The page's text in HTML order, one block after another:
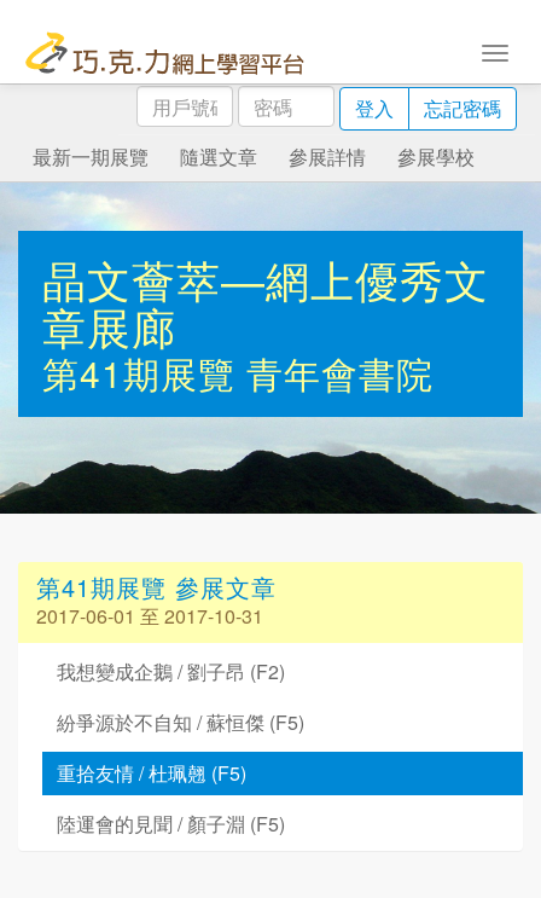
用
戶
號
碼
密
碼
登入
忘記密碼
最新一期展覽
隨選文章 參展詳情 參展學校
晶文薈萃—網上優秀文
章展廊
第41期展覽 青年會書院
第41期展覽 參展文章
2017-06-01 至 2017-10-31
我想變成企鵝 / 劉子昂 (F2)
紛爭源於不自知 / 蘇恒傑 (F5)
重拾友情 / 杜珮翹 (F5)
陸運會的見聞 / 顏子淵 (F5)